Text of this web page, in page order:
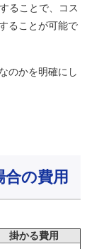
ることで、コス
ることが可能で
のかを明確にし
の費用
掛かる費用